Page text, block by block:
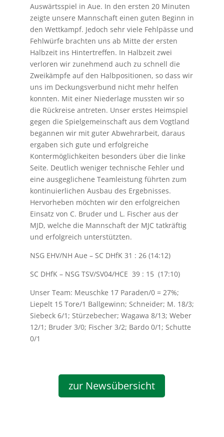
Auswärtsspiel in Aue. In den ersten 20 Minuten
zeigte unsere Mannschaft einen guten Beginn in
den Wettkampf. Jedoch sehr viele Fehlpässe und
Fehlwürfe brachten uns ab Mitte der ersten
Halbzeit ins Hintertreffen. In Halbzeit zwei
verloren wir zunehmend auch zu schnell die
Zweikämpfe auf den Halbpositionen, so dass wir
uns im Deckungsverbund nicht mehr helfen
konnten. Mit einer Niederlage mussten wir so
die Rückreise antreten. Unser erstes Heimspiel
gegen die Spielgemeinschaft aus dem Vogtland
begannen wir mit guter Abwehrarbeit, daraus
ergaben sich gute und erfolgreiche
Kontermöglichkeiten besonders über die linke
Seite. Deutlich weniger technische Fehler und
eine ausgeglichene Teamleistung führten zum
kontinuierlichen Ausbau des Ergebnisses.
Hervorheben möchten wir den erfolgreichen
Einsatz von C. Bruder und L. Fischer aus der
MJD, welche die Mannschaft der MJC tatkräftig
und erfolgreich unterstützten.
NSG EHV/NH Aue – SC DHfK 31 : 26 (14:12)
SC DHfK – NSG TSV/SV04/HCE 39 : 15 (17:10)
Unser Team: Meuschke 17 Paraden/0 = 27%;
Liepelt 15 Tore/1 Ballgewinn; Schneider; M. 18/3;
Siebeck 6/1; Stürzebecher; Wagawa 8/13; Weber
12/1; Bruder 3/0; Fischer 3/2; Bardo 0/1; Schutte
0/1
zur Newsübersicht